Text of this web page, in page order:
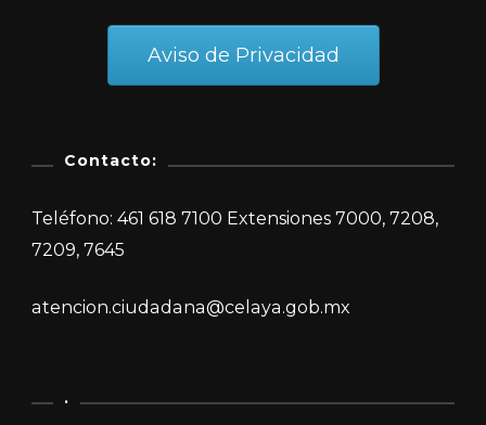
Aviso de Privacidad
Contacto:
Teléfono: 461 618 7100 Extensiones 7000, 7208,
7209, 7645
atencion.ciudadana@celaya.gob.mx
.